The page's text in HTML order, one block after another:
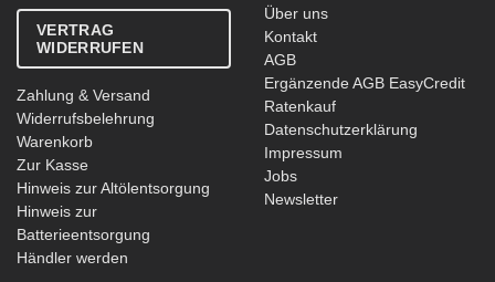
VERTRAG
WIDERRUFEN
Zahlung & Versand
Widerrufsbelehrung
Warenkorb
Zur Kasse
Hinweis zur Altölentsorgung
Hinweis zur
Batterieentsorgung
Händler werden
Über uns
Kontakt
AGB
Ergänzende AGB EasyCredit
Ratenkauf
Datenschutzerklärung
Impressum
Jobs
Newsletter